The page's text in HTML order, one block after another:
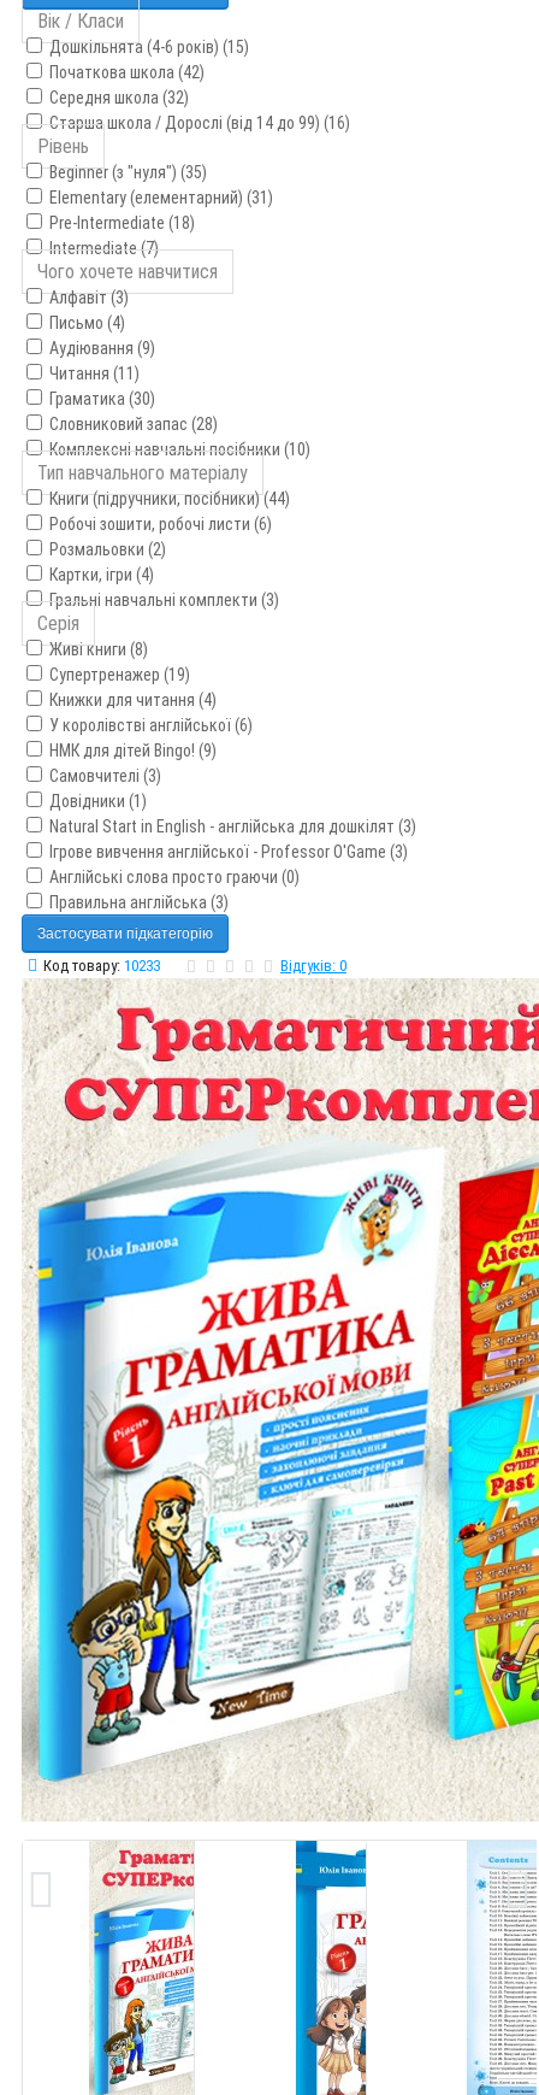
Вік / Класи
Дошкільнята (4-6 років) (15)
Початкова школа (42)
Середня школа (32)
Старша школа / Дорослі (від 14 до 99) (16)
Рівень
Beginner (з "нуля") (35)
Elementary (елементарний) (31)
Pre-Intermediate (18)
Intermediate (7)
Чого хочете навчитися
Алфавіт (3)
Письмо (4)
Аудіювання (9)
Читання (11)
Граматика (30)
Словниковий запас (28)
Комплексні навчальні посібники (10)
Тип навчального матеріалу
Книги (підручники, посібники) (44)
Робочі зошити, робочі листи (6)
Розмальовки (2)
Картки, ігри (4)
Гральні навчальні комплекти (3)
Серія
Живі книги (8)
Супертренажер (19)
Книжки для читання (4)
У королівстві англійської (6)
НМК для дітей Bingo! (9)
Самовчителі (3)
Довідники (1)
Natural Start in English - англійська для дошкілят (3)
Ігрове вивчення англійської - Professor O'Game (3)
Англійські слова просто граючи (0)
Правильна англійська (3)
Застосувати підкатегорію
Код товару: 10233 Відгуків: 0